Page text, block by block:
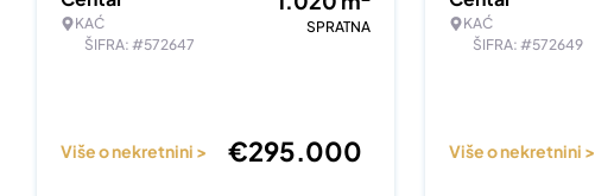
KAĆ
ŠIFRA: #572647
SPRATNA
Više o nekretnini > €295.000
KAĆ
ŠIFRA: #572649
Više o nekretnini >